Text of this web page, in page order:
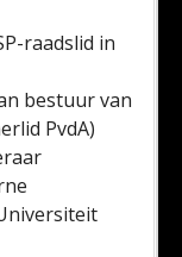
raadslid in
bestuur van
PvdA)